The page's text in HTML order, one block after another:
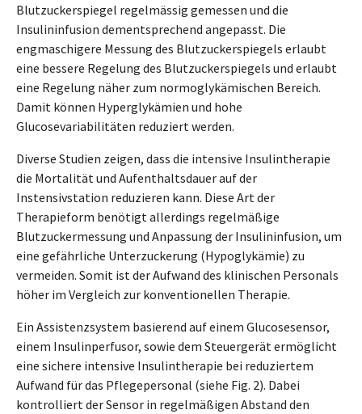
Blutzuckerspiegel regelmässig gemessen und die
Insulininfusion dementsprechend angepasst. Die
engmaschigere Messung des Blutzuckerspiegels erlaubt
eine bessere Regelung des Blutzuckerspiegels und erlaubt
eine Regelung näher zum normoglykämischen Bereich.
Damit können Hyperglykämien und hohe
Glucosevariabilitäten reduziert werden.
Diverse Studien zeigen, dass die intensive Insulintherapie
die Mortalität und Aufenthaltsdauer auf der
Instensivstation reduzieren kann. Diese Art der
Therapieform benötigt allerdings regelmäßige
Blutzuckermessung und Anpassung der Insulininfusion, um
eine gefährliche Unterzuckerung (Hypoglykämie) zu
vermeiden. Somit ist der Aufwand des klinischen Personals
höher im Vergleich zur konventionellen Therapie.
Ein Assistenzsystem basierend auf einem Glucosesensor,
einem Insulinperfusor, sowie dem Steuergerät ermöglicht
eine sichere intensive Insulintherapie bei reduziertem
Aufwand für das Pflegepersonal (siehe Fig. 2). Dabei
kontrolliert der Sensor in regelmäßigen Abstand den